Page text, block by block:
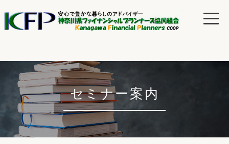
セミナー案内